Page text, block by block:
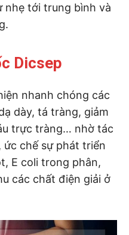
nhẹ tới trung bình và
Dicsep
nhanh chóng các
dày, tá tràng, giảm
trực tràng… nhờ tác
ức chế sự phát triển
E coli trong phân,
các chất điện giải ở